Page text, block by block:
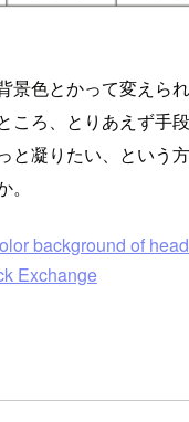
景色とかって変えら
ころ、とりあえず手
と凝りたい、という
background of
Exchange